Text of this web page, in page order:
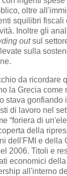
oltre
squilibri fiscali
Inoltre gli
outsul
sulla
da ricordare
la Grecia come
stava gonfiando
di lavoro nel
“foriera di
della
dell'FMI e della
2006. Titoli e
economici
all'interno